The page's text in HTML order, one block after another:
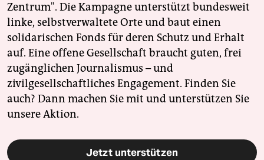
Zentrum". Die Kampagne unterstützt bundesweit
linke, selbstverwaltete Orte und baut einen
solidarischen Fonds für deren Schutz und Erhalt
auf. Eine offene Gesellschaft braucht guten, frei
zugänglichen Journalismus – und
zivilgesellschaftliches Engagement. Finden Sie
auch? Dann machen Sie mit und unterstützen Sie
unsere Aktion.
Jetzt unterstützen